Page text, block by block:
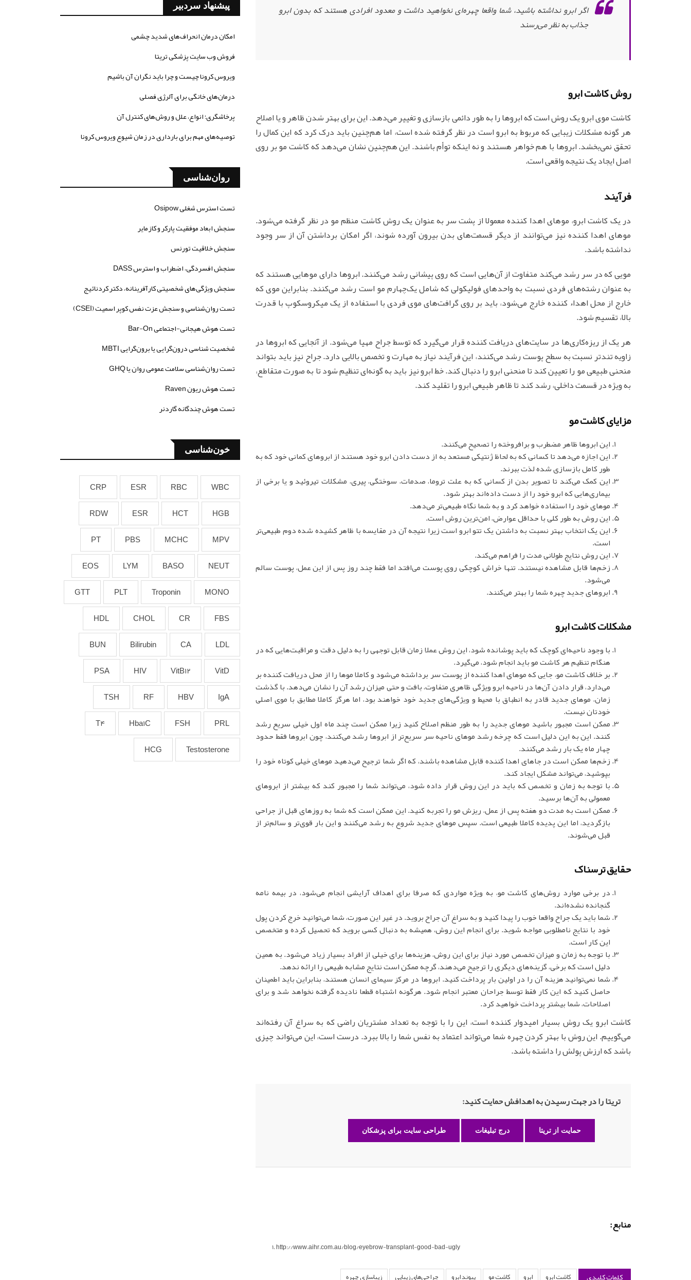
اگر ابرو نداشته باشید، شما واقعا چهره‌ای نخواهید داشت و معدود افرادی هستند که بدون ابرو
جذاب به نظر می‌رسند
روش کاشت ابرو
کاشت موی ابرو یک روش است که ابروها را به طور دائمی بازسازی و تغییر می‌دهد. این برای بهتر شدن ظاهر و یا اصلاح
هر گونه مشکلات زیبایی که مربوط به ابرو است در نظر گرفته شده است، اما هم‌چنین باید درک کرد که این کمال را
تحقق نمی‌بخشد. ابروها با هم خواهر هستند و نه اینکه توأم باشند. این هم‌چنین نشان می‌دهد که کاشت مو بر روی
اصل ایجاد یک نتیجه واقعی است.
فرآیند
در یک کاشت ابرو، موهای اهدا کننده معمولا از پشت سر به عنوان یک روش کاشت منظم مو در نظر گرفته می‌شود.
موهای اهدا کننده نیز می‌توانند از دیگر قسمت‌های بدن بیرون آورده شوند، اگر امکان برداشتن آن از سر وجود
نداشته باشد.
مویی که در سر رشد می‌کند متفاوت از آن‌هایی است که روی پیشانی رشد می‌کنند. ابروها دارای موهایی هستند که
به عنوان رشته‌های فردی نسبت به واحدهای فولیکولی که شامل یک‌چهارم مو است رشد می‌کنند. بنابراین موی که
خارج از محل اهداء کننده خارج می‌شود، باید بر روی گرافت‌های موی فردی با استفاده از یک میکروسکوپ با قدرت
بالا، تقسیم شود.
هر یک از ریزه‌کاری‌ها در سایت‌های دریافت کننده قرار می‌گیرد که توسط جراح مهیا می‌شود. از آنجایی که ابروها در
زاویه تندتر نسبت به سطح پوست رشد می‌کنند، این فرآیند نیاز به مهارت و تخصص بالایی دارد. جراح نیز باید بتواند
منحنی طبیعی مو را تعیین کند تا منحنی ابرو را دنبال کند. خط ابرو نیز باید به گونه‌ای تنظیم شود تا به صورت متقاطع،
به ویژه در قسمت داخلی، رشد کند تا ظاهر طبیعی ابرو را تقلید کند.
مزایای کاشت مو
این ابروها ظاهر مضطرب و برافروخته را تصحیح می‌کنند.
این اجازه می‌دهد تا کسانی که به لحاظ ژنتیکی مستعد به از دست دادن ابرو خود هستند از ابروهای کمانی خود که به
طور کامل بازسازی شده لذت ببرند.
این کمک می‌کند تا تصویر بدن از کسانی که به علت تروما، صدمات، سوختگی، پیری، مشکلات تیروئید و یا برخی از
بیماری‌هایی که ابرو خود را از دست داده‌اند بهتر شود.
موهای خود را استفاده خواهد کرد و به شما نگاه طبیعی‌تر می‌دهد.
این روش به طور کلی با حداقل عوارض، امن‌ترین روش است.
این یک انتخاب بهتر نسبت به داشتن یک تتو ابرو است زیرا نتیجه آن در مقایسه با ظاهر کشیده شده دوم طبیعی‌تر
است.
این روش نتایج طولانی مدت را فراهم می‌کند.
زخم‌ها قابل مشاهده نیستند. تنها خراش کوچکی روی پوست می‌افتد اما فقط چند روز پس از این عمل، پوست سالم
می‌شود.
ابروهای جدید چهره شما را بهتر می‌کنند.
مشکلات کاشت ابرو
با وجود ناحیه‌ای کوچک که باید پوشانده شود، این روش عملا زمان قابل توجهی را به دلیل دقت و مراقبت‌هایی که در
هنگام تنظیم هر کاشت مو باید انجام شود، می‌گیرد.
بر خلاف کاشت مو، جایی که موهای اهدا کننده از پوست سر برداشته می‌شود و کاملا موها را از محل دریافت کننده بر
می‌دارد، قرار دادن آن‌ها در ناحیه ابرو ویژگی ظاهری متفاوت، بافت و حتی میزان رشد آن را نشان می‌دهد. با گذشت
زمان، موهای جدید قادر به انطباق با محیط و ویژگی‌های جدید خود خواهند بود، اما هرگز کاملا مطابق با موی اصلی
خودتان نیست.
ممکن است مجبور باشید موهای جدید را به طور منظم اصلاح کنید زیرا ممکن است چند ماه اول خیلی سریع رشد
کنند. این به این دلیل است که چرخه رشد موهای ناحیه سر سریع‌تر از ابروها رشد می‌کنند، چون ابروها فقط حدود
چهار ماه یک بار رشد می‌کنند.
زخم‌ها ممکن است در جاهای اهدا کننده قابل مشاهده باشند، که اگر شما ترجیح می‌دهید موهای خیلی کوتاه خود را
بپوشید، می‌تواند مشکل ایجاد کند.
با توجه به زمان و تخصص که باید در این روش قرار داده شود، می‌تواند شما را مجبور کند که بیشتر از ابروهای
معمولی به آن‌ها برسید.
ممکن است به مدت دو هفته پس از عمل، ریزش مو را تجربه کنید. این ممکن است که شما به روزهای قبل از جراحی
بازگردید، اما این پدیده کاملا طبیعی است. سپس موهای جدید شروع به رشد می‌کنند و این بار قوی‌تر و سالم‌تر از
قبل می‌شوند.
حقایق ترسناک
در برخی موارد روش‌های کاشت مو، به ویژه مواردی که صرفا برای اهداف آرایشی انجام می‌شود، در بیمه نامه
گنجانده نشده‌اند.
شما باید یک جراح واقعا خوب را پیدا کنید و به سراغ آن جراح بروید. در غیر این صورت، شما می‌توانید خرج کردن پول
خود با نتایج نامطلوبی مواجه شوید. برای انجام این روش، همیشه به دنبال کسی بروید که تحصیل کرده و متخصص
این کار است.
با توجه به زمان و میزان تخصص مورد نیاز برای این روش، هزینه‌ها برای خیلی از افراد بسیار زیاد می‌شود. به همین
دلیل است که برخی، گزینه‌های دیگری را ترجیح می‌دهند، گرچه ممکن است نتایج مشابه طبیعی را ارائه ندهد.
شما نمی‌توانید هزینه آن را در اولین بار پرداخت کنید. ابروها در مرکز سیمای انسان هستند، بنابراین باید اطمینان
حاصل کنید که این کار فقط توسط جراحان معتبر انجام شود. هرگونه اشتباه قطعا نادیده گرفته نخواهد شد و برای
اصلاحات، شما بیشتر پرداخت خواهید کرد.
کاشت ابرو یک روش بسیار امیدوار کننده است، این را با توجه به تعداد مشتریان راضی که به سراغ آن رفته‌اند
می‌گوییم. این روش با بهتر کردن چهره شما می‌تواند اعتماد به نفس شما را بالا ببرد. درست است، این می‌تواند چیزی
باشد که ارزش پولش را داشته باشد.
تریتا را در جهت رسیدن به اهدافش حمایت کنید:
حمایت از تریتا درج تبلیغات طراحی سایت برای پزشکان
منابع:
http://www.aihr.com.au/blog/eyebrow-transplant-good-bad-ugly
کلمات کلیدی کاشت ابرو ابرو کاشت مو پیوند ابرو جراحی‌های زیبایی زیباسازی چهره
پیشنهاد سردبیر
امکان درمان انحراف‌های شدید چشمی
فروش وب سایت پزشکی تریتا
ویروس کرونا چیست و چرا باید نگران آن باشیم
درمان‌های خانگی برای آلرژی فصلی
پرخاشگری؛ انواع، علل و روش‌های کنترل آن
توصیه‌های مهم برای بارداری در زمان شیوع ویروس کرونا
روان‌شناسی
تست استرس شغلی Osipow
سنجش ابعاد موفقیت پارکر و کازمایر
سنجش خلاقیت تورنس
سنجش افسردگی، اضطراب و استرس DASS
سنجش ویژگی‌های شخصیتی کارآفرینانه، دکتر کردنائیج
تست روان‌شناسی و سنجش عزت نفس کوپر اسمیت (CSEI)
تست هوش هیجانی-اجتماعی Bar-On
شخصیت شناسی درون‌گرایی یا برون‌گرایی MBTI
تست روان‌شناسی سلامت عمومی روان یا GHQ
تست هوش ریون Raven
تست هوش چندگانه گاردنر
خون‌شناسی
WBC
RBC
ESR
CRP
HGB
HCT
ESR
RDW
MPV
MCHC
PBS
PT
NEUT
BASO
LYM
EOS
MONO
Troponin
PLT
GTT
FBS
CR
CHOL
HDL
LDL
CA
Bilirubin
BUN
VitD
VitB12
HIV
PSA
IgA
HBV
RF
TSH
PRL
FSH
Hba1C
T4
Testosterone
HCG